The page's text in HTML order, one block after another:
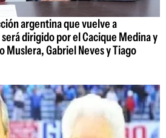
argentina que vuelve a
dirigido por el Cacique Medina y
Muslera, Gabriel Neves y Tiago